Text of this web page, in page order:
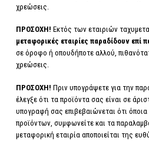
χρεώσεις.
ΠΡΟΣΟΧΗ! Εκτός των εταιριών
μεταφορικές εταιρίες παραδίδουν επί
σε όροφο ή οπουδήποτε αλλού,
χρεώσεις.
ΠΡΟΣΟΧΗ! Πριν υπογράψετε για την
έλεγξε ότι τα προϊόντα σας είναι σε
υπογραφή σας επιβεβαιώνεται ότι
προϊόντων, συμφωνείτε και τα
μεταφορική εταιρία αποποιείται της